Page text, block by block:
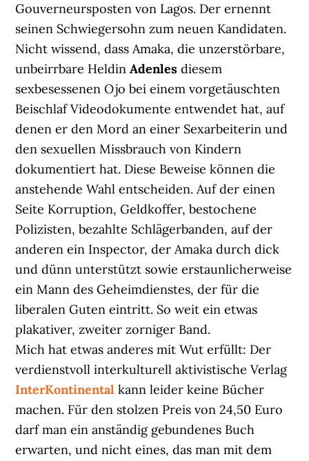
Gouverneursposten von Lagos. Der ernennt
seinen Schwiegersohn zum neuen Kandidaten.
Nicht wissend, dass Amaka, die unzerstörbare,
unbeirrbare HeldinAdenlesdiesem
sexbesessenen Ojo bei einem vorgetäuschten
Beischlaf Videodokumente entwendet hat, auf
denen er den Mord an einer Sexarbeiterin und
den sexuellen Missbrauch von Kindern
dokumentiert hat. Diese Beweise können die
anstehende Wahl entscheiden. Auf der einen
Seite Korruption, Geldkoffer, bestochene
Polizisten, bezahlte Schlägerbanden, auf der
anderen ein Inspector, der Amaka durch dick
und dünn unterstützt sowie erstaunlicherweise
ein Mann des Geheimdienstes, der für die
liberalen Guten eintritt. So weit ein etwas
plakativer, zweiter zorniger Band.
Mich hat etwas anderes mit Wut erfüllt: Der
verdienstvoll interkulturell aktivistische Verlag
InterKontinental kann leider keine Bücher
machen. Für den stolzen Preis von 24,50 Euro
darf man ein anständig gebundenes Buch
erwarten, und nicht eines, das man mit dem